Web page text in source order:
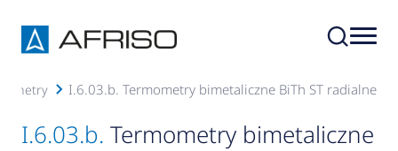
I.6.03.b. Termometry bimetaliczne BiTh ST radialne
I.6.03.b. Termometry bimetaliczne